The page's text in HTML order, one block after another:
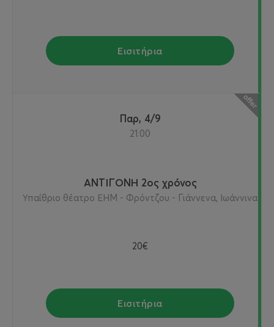
Εισιτήρια
Παρ, 4/9
21:00
ΑΝΤΙΓΟΝΗ 2ος χρόνος
Υπαίθριο θέατρο ΕΗΜ - Φρόντζου - Γιάννενα, Ιωάννινα
20€
Εισιτήρια